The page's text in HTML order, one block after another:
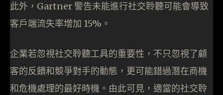
此外，Gartner 警告未能進行社交聆聽可能會導致
客戶端流失率增加 15%。
企業若忽視社交聆聽工具的重要性，不只忽視了顧
客的反饋和競爭對手的動態，更可能錯過潛在商機
和危機處理的最好時機。由此可見，適當的社交聆